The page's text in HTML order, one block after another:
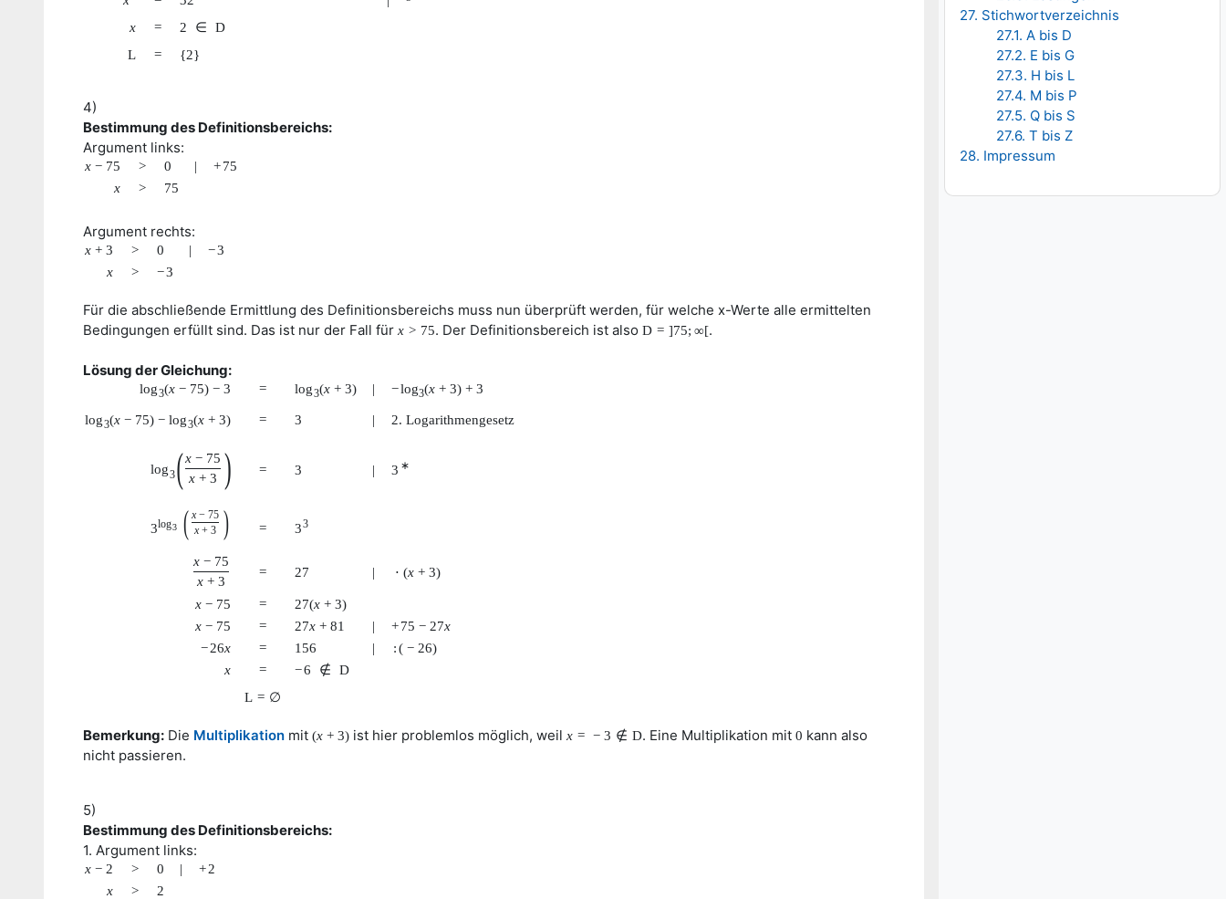
27. Stichwortverzeichnis
27.1. A bis D
27.2. E bis G
27.3. H bis L
27.4. M bis P
27.5. Q bis S
27.6. T bis Z
28. Impressum
x = 2 ∈
D
L
= {2}
4)
Bestimmung des Definitionsbereichs:
Argument links:
x − 75 > 0 | +75
x
> 75
Argument rechts:
x + 3 > 0 | −3
x
> −3
Für die abschließende Ermittlung des Definitionsbereichs muss nun überprüft werden, für welche x-Werte alle ermittelten
Bedingungen erfüllt sind. Das ist nur der Fall für x > 75. Der Definitionsbereich ist also D = ]75; ∞[.
Lösung der Gleichung:
log3(x − 75) − 3 = log3(x + 3) | −log3(x + 3) + 3
log3(x − 75) − log3(x + 3) = 3 | 2. Logarithmengesetz
log3(x − 75
x + 3 ) = 3 | 3 ∗
3log3 ( x − 75
x + 3 ) = 33
x − 75
x + 3
= 27 | ⋅ (x + 3)
x − 75 = 27(x + 3)
x − 75 = 27x + 81 | +75 − 27x
−26x = 156 | :( − 26)
x
= −6 ∉
D
L = ∅
Bemerkung: Die Multiplikation mit (x + 3) ist hier problemlos möglich, weil x = − 3 ∉ D. Eine Multiplikation mit 0 kann also
nicht passieren.
5)
Bestimmung des Definitionsbereichs:
1. Argument links:
x − 2 > 0 | +2
x
> 2